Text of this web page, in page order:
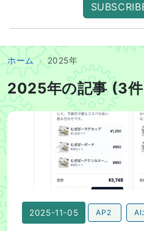
ホーム 2025年
2025年の記事 (3
AP2に入門する
2025-11-05 AP2 AI